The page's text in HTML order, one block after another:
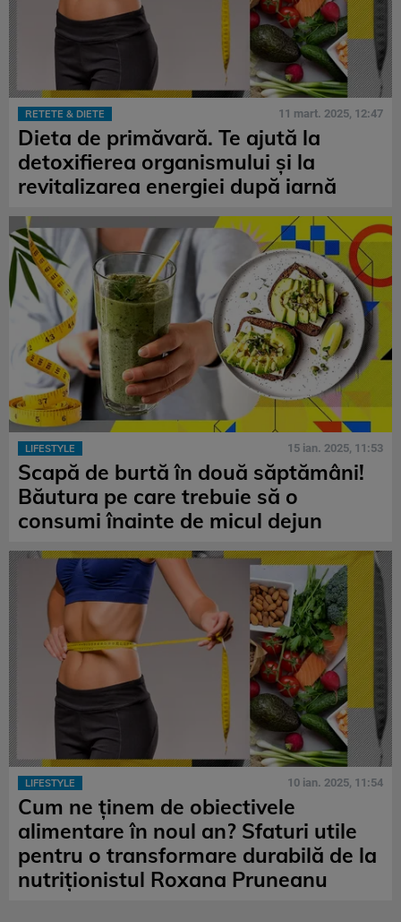
RETETE & DIETE 11 mart. 2025, 12:47
Dieta de primăvară. Te ajută la
detoxifierea organismului și la
revitalizarea energiei după iarnă
LIFESTYLE 15 ian. 2025, 11:53
Scapă de burtă în două săptămâni!
Băutura pe care trebuie să o
consumi înainte de micul dejun
LIFESTYLE 10 ian. 2025, 11:54
Cum ne ținem de obiectivele
alimentare în noul an? Sfaturi utile
pentru o transformare durabilă de la
nutriționistul Roxana Pruneanu